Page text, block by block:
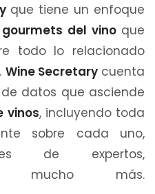
que tiene un enfoque
gourmets del vino que
todo lo relacionado
Wine Secretary cuenta
datos que asciende
vinos, incluyendo toda
sobre cada uno,
de expertos,
mucho más.